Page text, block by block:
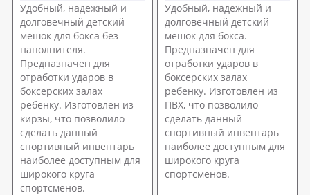
Удобный, надежный и
долговечный детский
мешок для бокса без
наполнителя.
Предназначен для
отработки ударов в
боксерских залах
ребенку. Изготовлен из
кирзы, что позволило
сделать данный
спортивный инвентарь
наиболее доступным для
широкого круга
спортсменов.
Удобный, надежный и
долговечный детский
мешок для бокса.
Предназначен для
отработки ударов в
боксерских залах
ребенку. Изготовлен из
ПВХ, что позволило
сделать данный
спортивный инвентарь
наиболее доступным для
широкого круга
спортсменов.